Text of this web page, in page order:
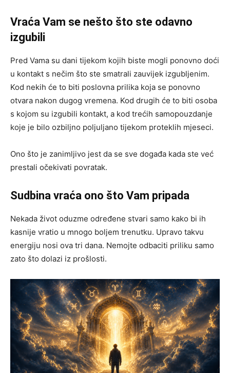
Vraća Vam se nešto što ste odavno
izgubili
Pred Vama su dani tijekom kojih biste mogli ponovno doći
u kontakt s nečim što ste smatrali zauvijek izgubljenim.
Kod nekih će to biti poslovna prilika koja se ponovno
otvara nakon dugog vremena. Kod drugih će to biti osoba
s kojom su izgubili kontakt, a kod trećih samopouzdanje
koje je bilo ozbiljno poljuljano tijekom proteklih mjeseci.
Ono što je zanimljivo jest da se sve događa kada ste već
prestali očekivati povratak.
Sudbina vraća ono što Vam pripada
Nekada život oduzme određene stvari samo kako bi ih
kasnije vratio u mnogo boljem trenutku. Upravo takvu
energiju nosi ova tri dana. Nemojte odbaciti priliku samo
zato što dolazi iz prošlosti.